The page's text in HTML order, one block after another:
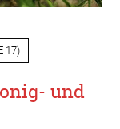
17)
und